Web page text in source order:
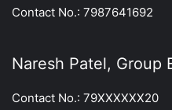
Contact No.: 7987641692
Naresh Patel, Group
Contact No.: 79XXXXXX20